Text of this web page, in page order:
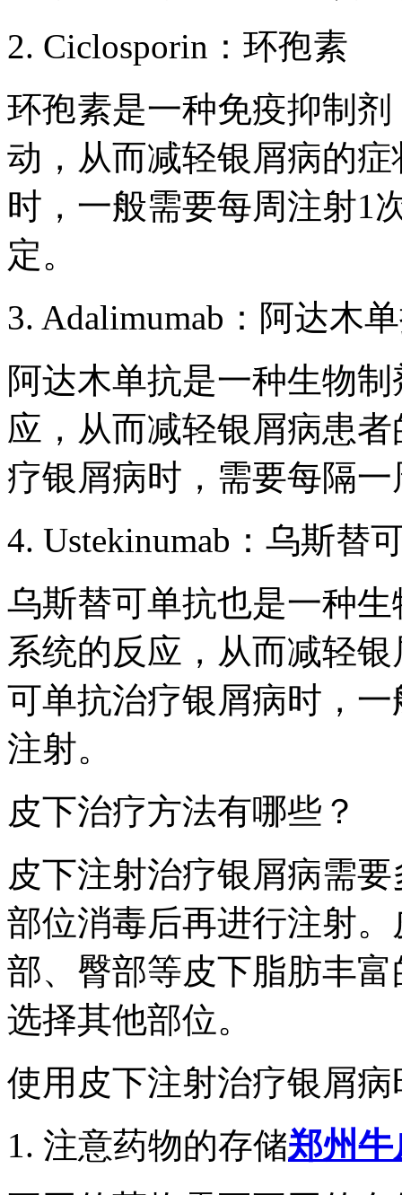
2. Ciclosporin：环孢素
环孢素是一种免疫抑制
动，从而减轻银屑病的
时，一般需要每周注射1
定。
3. Adalimumab：阿达木
阿达木单抗是一种生物
应，从而减轻银屑病患
疗银屑病时，需要每隔
4. Ustekinumab：乌斯替
乌斯替可单抗也是一种
系统的反应，从而减轻
可单抗治疗银屑病时，
注射。
皮下治疗方法有哪些？
皮下注射治疗银屑病需
部位消毒后再进行注射
部、臀部等皮下脂肪丰
选择其他部位。
使用皮下注射治疗银屑
1. 注意药物的存储郑州